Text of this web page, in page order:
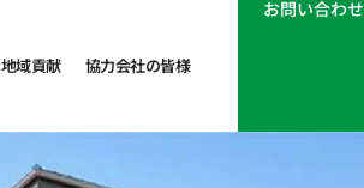
地域貢献 協力会社の皆様
お問い合わせ